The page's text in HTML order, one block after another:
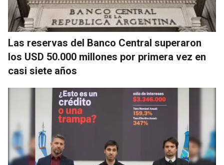
Las reservas del Banco Central superaron
los USD 50.000 millones por primera vez en
casi siete años